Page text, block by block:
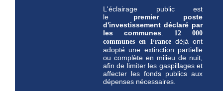
L'éclairage public est
le premier
poste
d'investissement déclaré par
les communes. 12 000
communes en France déjà ont
adopté une extinction partielle
ou complète en milieu de nuit,
afin de limiter les gaspillages et
affecter les fonds publics aux
dépenses nécessaires.